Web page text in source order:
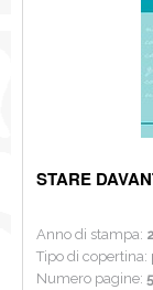
STARE
Anno di stampa:
Tipo di copertina:
Numero pagine: